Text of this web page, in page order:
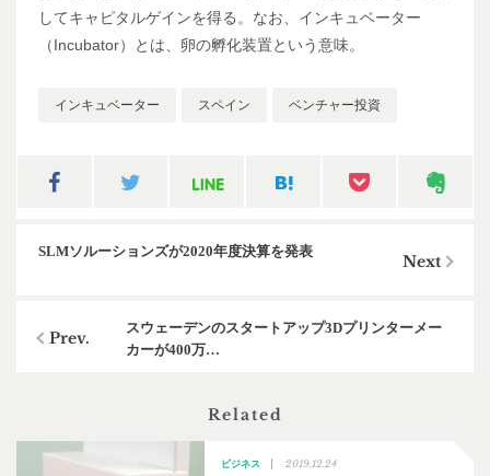
してキャピタルゲインを得る。なお、インキュベーター
（Incubator）とは、卵の孵化装置という意味。
インキュベーター スペイン ベンチャー投資
SLMソルーションズが2020年度決算を発表
スウェーデンのスタートアップ3Dプリンターメー
カーが400万…
Related
ビジネス 2019.12.24